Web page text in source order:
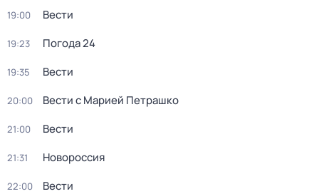
19:00 Вести
19:23 Погода 24
19:35 Вести
20:00 Вести с Марией Петрашко
21:00 Вести
21:31 Новороссия
22:00 Вести